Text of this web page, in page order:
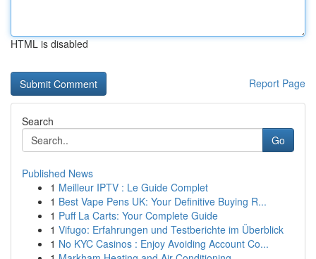
HTML is disabled
Report Page
Search
Go
Published News
1 Meilleur IPTV : Le Guide Complet
1 Best Vape Pens UK: Your Definitive Buying R...
1 Puff La Carts: Your Complete Guide
1 Vifugo: Erfahrungen und Testberichte im Überblick
1 No KYC Casinos : Enjoy Avoiding Account Co...